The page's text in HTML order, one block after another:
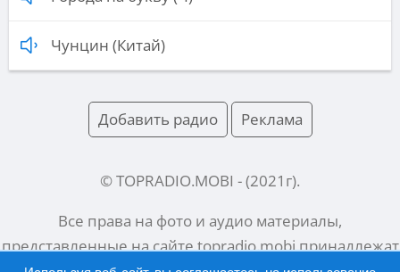
Чунцин (Китай)
Добавить радио Реклама
© TOPRADIO.MOBI - (2021 г).
Все права на фото и аудио материалы,
представленные на сайтеtopradio.mobiпринадлежат